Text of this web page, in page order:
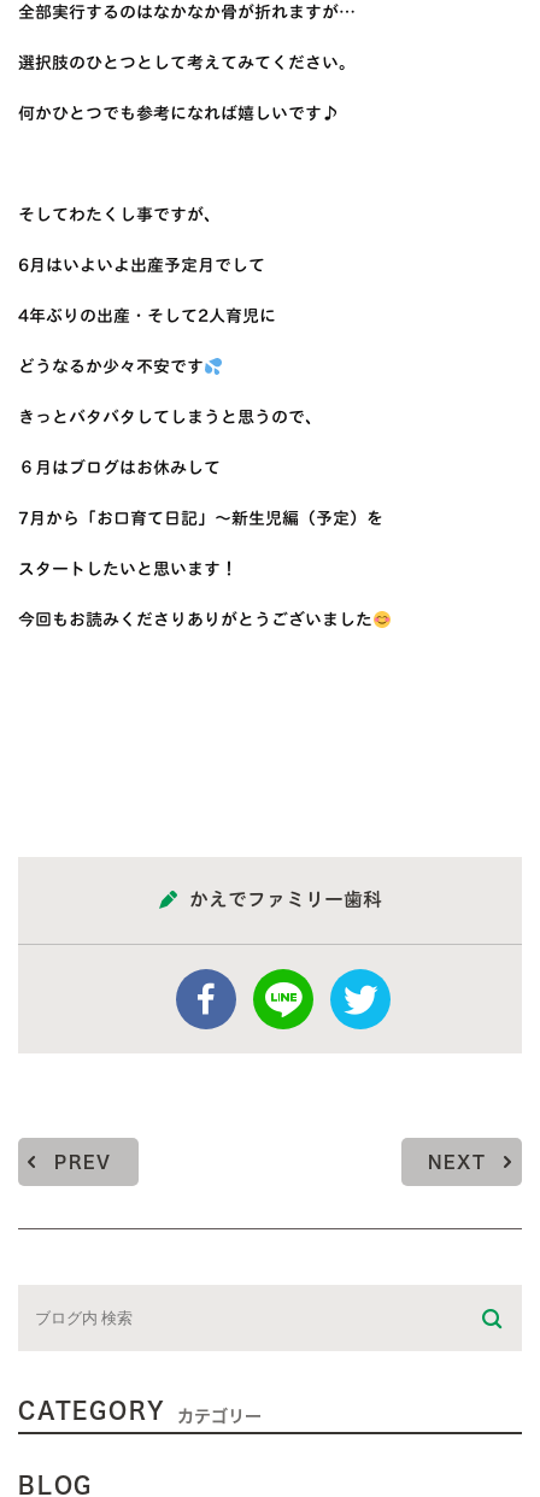
全部実行するのはなかなか骨が折れますが…
選択肢のひとつとして考えてみてください。
何かひとつでも参考になれば嬉しいです♪
そしてわたくし事ですが、
6月はいよいよ出産予定月でして
4年ぶりの出産・そして2人育児に
どうなるか少々不安です
きっとバタバタしてしまうと思うので、
６月はブログはお休みして
7月から「お口育て日記」〜新生児編（予定）を
スタートしたいと思います！
今回もお読みくださりありがとうございました
かえでファミリー歯科
PREV NEXT
CATEGORY カテゴリー
BLOG